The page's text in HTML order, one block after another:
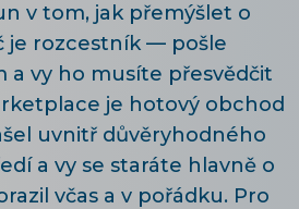
v tom, jak přemýšlet o
je rozcestník — pošle
a vy ho musíte přesvědčit
je hotový obchod
uvnitř důvěryhodného
a vy se staráte hlavně o
včas a v pořádku. Pro